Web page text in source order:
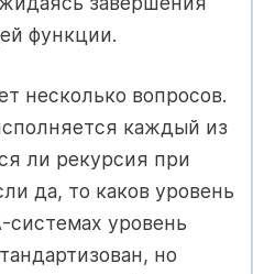
функции.
несколько вопросов.
каждый из
ли рекурсия при
да, то каков уровень
системах уровень
но